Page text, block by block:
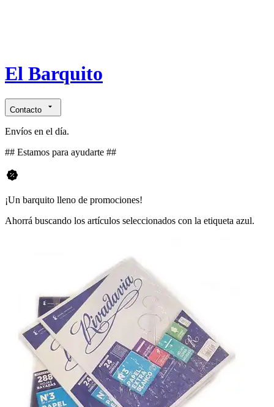
El Barquito
Contacto
Envíos en el día.
## Estamos para ayudarte ##
¡Un barquito lleno de promociones!
Ahorrá buscando los artículos seleccionados con la etiqueta azul.